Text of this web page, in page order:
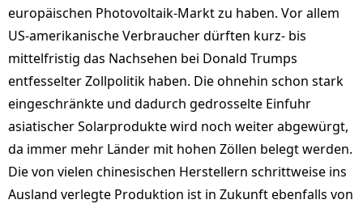
europäischen Photovoltaik-Markt zu haben. Vor allem
US-amerikanische Verbraucher dürften kurz- bis
mittelfristig das Nachsehen bei Donald Trumps
entfesselter Zollpolitik haben. Die ohnehin schon stark
eingeschränkte und dadurch gedrosselte Einfuhr
asiatischer Solarprodukte wird noch weiter abgewürgt,
da immer mehr Länder mit hohen Zöllen belegt werden.
Die von vielen chinesischen Herstellern schrittweise ins
Ausland verlegte Produktion ist in Zukunft ebenfalls von